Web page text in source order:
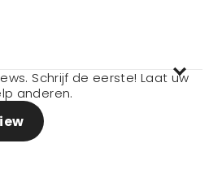
Schrijf de eerste! Laat uw
anderen.